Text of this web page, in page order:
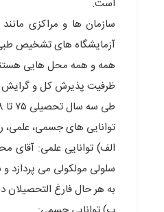
است.
سازمان ها و مراکزی
آزمایشگاه های تشخیص
همه و همه محل هایی هستند
ظرفیت پذیرش کل و
طی سه سال تحصیلی ۷۵ تا ۷۸ بطور متوسط در هر سال ۲۸ نفر داوطلب در رشته میکروبیولوژی پذیرفته شده اند.
توانایی های جسمی، علمی،
الف) توانایی علمی: آقای
سلولی مولکولی می پردازد
به هر حال فارغ التحصیلان